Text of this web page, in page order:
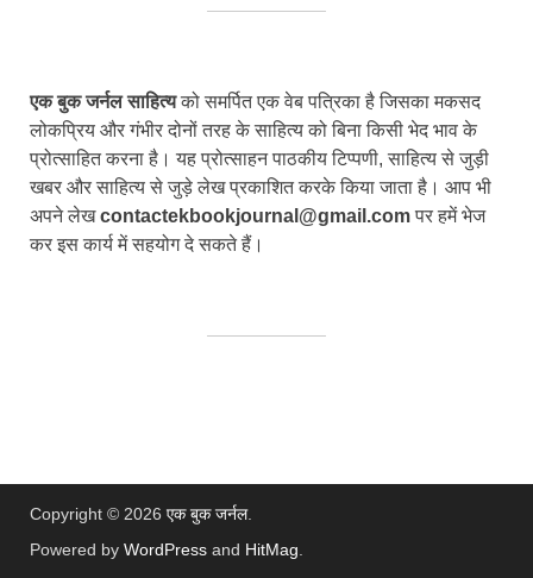
एक बुक जर्नल साहित्यको समर्पित एक वेब पत्रिका है जिसका मकसद
लोकप्रिय और गंभीर दोनों तरह के साहित्य को बिना किसी भेद भाव के
प्रोत्साहित करना है। यह प्रोत्साहन पाठकीय टिप्पणी, साहित्य से जुड़ी
खबर और साहित्य से जुड़े लेख प्रकाशित करके किया जाता है। आप भी
अपने लेखcontactekbookjournal@gmail.comपर हमें भेज
कर इस कार्य में सहयोग दे सकते हैं।
Copyright © 2026 एक बुक जर्नल.
Powered by WordPress and HitMag